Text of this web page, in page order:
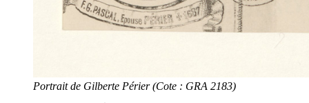
Portrait de Gilberte Périer (Cote : GRA 2183)